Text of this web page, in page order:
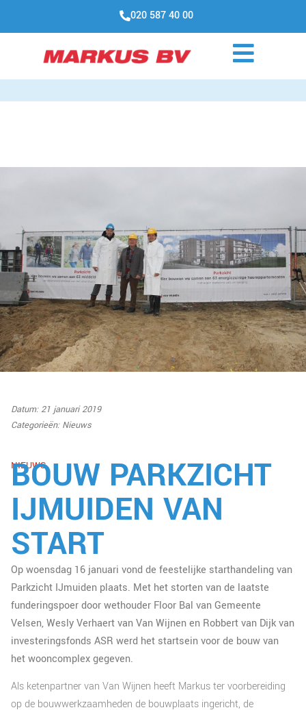
020 587 40 00
Datum: 21 januari 2019
Categorieën: Nieuws
NIEUWS
BOUW PARKZICHT
IJMUIDEN VAN
START
Op woensdag 16 januari vond de feestelijke starthandeling van
Parkzicht IJmuiden plaats. Met het storten van de laatste
funderingspoer door wethouder Floor Bal van Gemeente
Velsen, Wesly Verhaert van Van Wijnen en Robbert van Dijk van
investeringsfonds ASR werd het startsein voor de bouw van
het wooncomplex gegeven.
Als ketenpartner van Van Wijnen heeft Markus ter voorbereiding
op de bouwwerkzaamheden de bouwplaats ingericht, de